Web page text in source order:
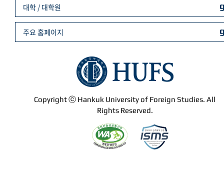
Copyright ⓒ Hankuk University of Foreign Studies. All
Rights Reserved.
대학 / 대학원
주요 홈페이지